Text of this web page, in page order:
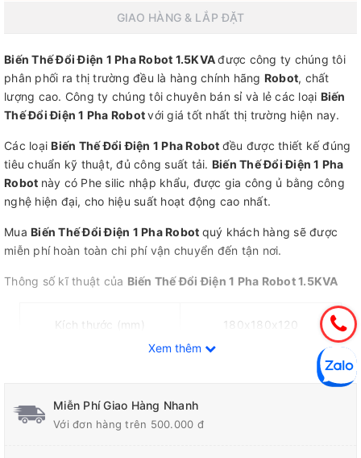
GIAO HÀNG & LẮP ĐẶT
Biến Thế Đổi Điện 1 Pha Robot 1.5KVAđược công ty chúng tôi
phân phối ra thị trường đều là hàng chính hãng Robot, chất
lượng cao. Công ty chúng tôi chuyên bán sỉ và lẻ các loại Biến
Thế Đổi Điện 1 Pha Robotvới giá tốt nhất thị trường hiện nay.
Các loạiBiến Thế Đổi Điện 1 Pha Robot đều được thiết kế đúng
tiêu chuẩn kỹ thuật, đủ công suất tải. Biến Thế Đổi Điện 1 Pha
Robot này có Phe silic nhập khẩu, được gia công ủ bằng công
nghệ hiện đại, cho hiệu suất hoạt động cao nhất.
Mua Biến Thế Đổi Điện 1 Pha Robot quý khách hàng sẽ được
miễn phí hoàn toàn chi phí vận chuyển đến tận nơi.
Thông số kĩ thuật của Biến Thế Đổi Điện 1 Pha Robot 1.5KVA
Kích thước (mm) 180x180x120
Xem thêm
Miễn Phí Giao Hàng Nhanh
Với đơn hàng trên 500.000 đ